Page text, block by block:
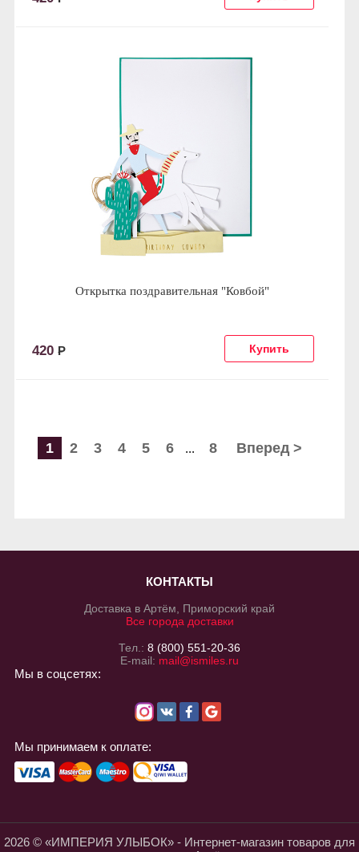
Открытка поздравительная "Ковбой"
420 Р
1 2 3 4 5 6 ... 8 Вперед >
КОНТАКТЫ
Доставка в Артём, Приморский край
Все города доставки
Тел.: 8 (800) 551-20-36
E-mail: mail@ismiles.ru
Мы в соцсетях:
Мы принимаем к оплате:
2026 © «ИМПЕРИЯ УЛЫБОК» - Интернет-магазин товаров для